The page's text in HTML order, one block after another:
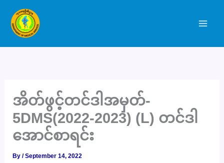
content
အိတ်ဖွင့်တင်ဒါအမှတ်-
5DMS(2022-2023) (L) တင်ဒါ
အောင်စာရင်း
By/September 14, 2022